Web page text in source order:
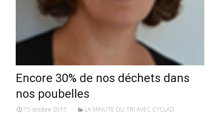
Encore 30% de nos déchets dans
nos poubelles
15 octobre 2015 LA MINUTE DU TRI AVEC CYCLAD